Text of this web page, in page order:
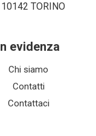
TORINO
evidenza
Chi siamo
Contatti
Contattaci